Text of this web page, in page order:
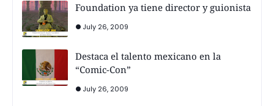
Foundation ya tiene director y guionista
July 26, 2009
Destaca el talento mexicano en la
“Comic-Con”
July 26, 2009